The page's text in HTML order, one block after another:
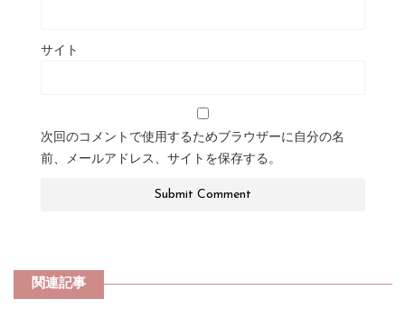
サイト
次回のコメントで使用するためブラウザーに自分の名
前、メールアドレス、サイトを保存する。
関連記事